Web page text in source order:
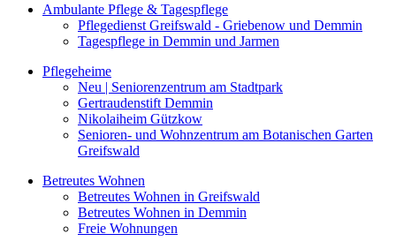
Ambulante Pflege & Tagespflege
Pflegedienst Greifswald - Griebenow und Demmin
Tagespflege in Demmin und Jarmen
Pflegeheime
Neu | Seniorenzentrum am Stadtpark
Gertraudenstift Demmin
Nikolaiheim Gützkow
Senioren- und Wohnzentrum am Botanischen Garten
Greifswald
Betreutes Wohnen
Betreutes Wohnen in Greifswald
Betreutes Wohnen in Demmin
Freie Wohnungen